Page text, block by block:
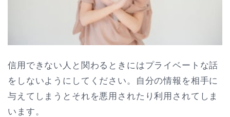
信用できない人と関わるときにはプライベートな話
をしないようにしてください。自分の情報を相手に
与えてしまうとそれを悪用されたり利用されてしま
います。